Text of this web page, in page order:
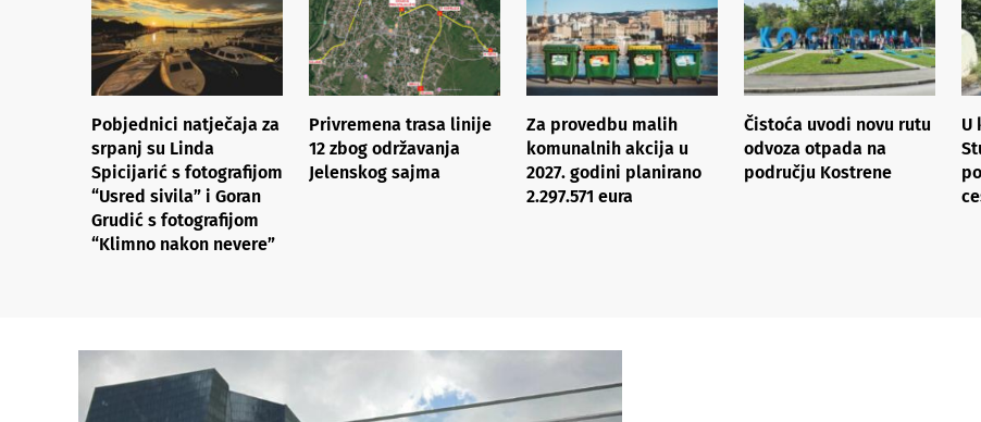
Pobjednici natječaja za
srpanj su Linda
Spicijarić s fotografijom
“Usred sivila” i Goran
Grudić s fotografijom
“Klimno nakon nevere”
Privremena trasa linije
12 zbog održavanja
Jelenskog sajma
Za provedbu malih
komunalnih akcija u
2027. godini planirano
2.297.571 eura
Čistoća uvodi novu rutu
odvoza otpada na
području Kostrene
U